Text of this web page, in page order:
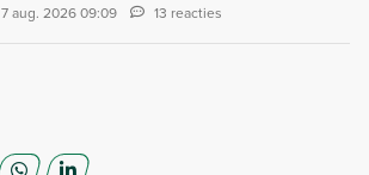
7 aug. 2026 09:09 13 reacties